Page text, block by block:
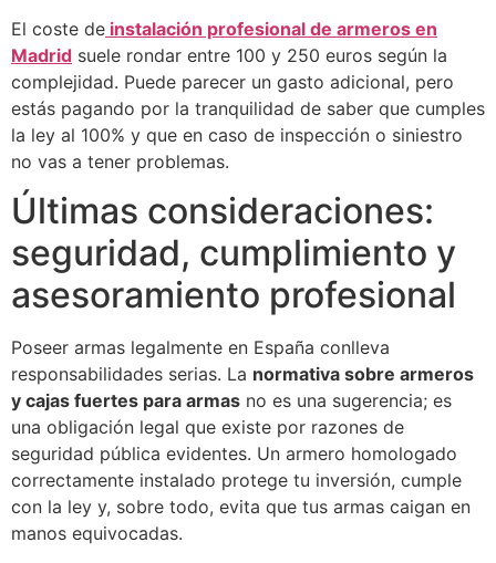
El coste de instalación profesional de armeros en
Madrid suele rondar entre 100 y 250 euros según la
complejidad. Puede parecer un gasto adicional, pero
estás pagando por la tranquilidad de saber que cumples
la ley al 100% y que en caso de inspección o siniestro
no vas a tener problemas.
Últimas consideraciones:
seguridad, cumplimiento y
asesoramiento profesional
Poseer armas legalmente en España conlleva
responsabilidades serias. La normativa sobre armeros
y cajas fuertes para armas no es una sugerencia; es
una obligación legal que existe por razones de
seguridad pública evidentes. Un armero homologado
correctamente instalado protege tu inversión, cumple
con la ley y, sobre todo, evita que tus armas caigan en
manos equivocadas.